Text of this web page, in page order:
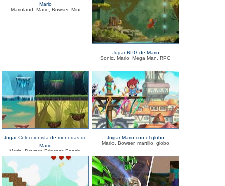
Mario
Marioland, Mario, Bowser, Mini
Jugar RPG de Mario
Sonic, Mario, Mega Man, RPG
Jugar Coleccionista de monedas de
Mario
Mario, Bowser, Princess Peach,
moneda
Jugar Mario con el globo
Mario, Bowser, martillo, globo